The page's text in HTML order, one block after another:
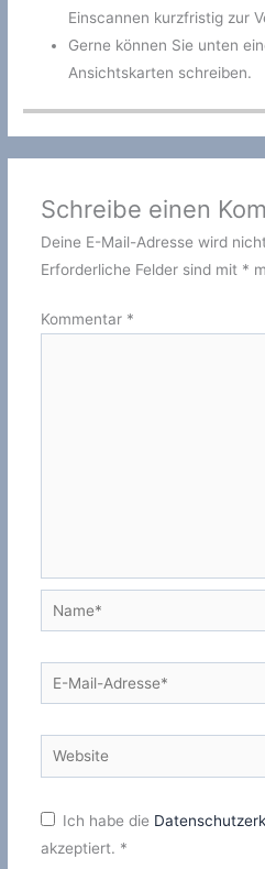
Einscannen kurzfristig zur
Gerne können Sie unten
Ansichtskarten schreiben.
Schreibe einen
Deine E-Mail-Adresse wird
Erforderliche Felder sind mit *
Kommentar *
Name*
E-
Mail-
Website
Ich habe die
akzeptiert. *